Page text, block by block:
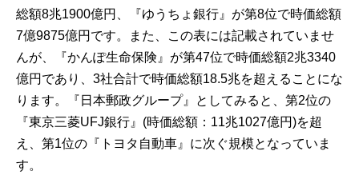
総額8兆1900億円、『ゆうちょ銀行』が第8位で時価総額
7億9875億円です。また、この表には記載されていませ
んが、『かんぽ生命保険』が第47位で時価総額2兆3340
億円であり、3社合計で時価総額18.5兆を超えることにな
ります。『日本郵政グループ』としてみると、第2位の
『東京三菱UFJ銀行』(時価総額：11兆1027億円)を超
え、第1位の『トヨタ自動車』に次ぐ規模となっていま
す。